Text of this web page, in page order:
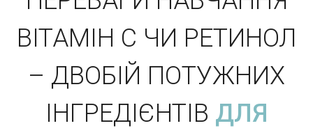
ВІТАМІН C ЧИ РЕТИНОЛ
– ДВОБІЙ ПОТУЖНИХ
ІНГРЕДІЄНТІВ ДЛЯ